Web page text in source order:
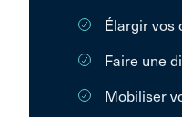
Élargir vos
Faire une
Mobiliser